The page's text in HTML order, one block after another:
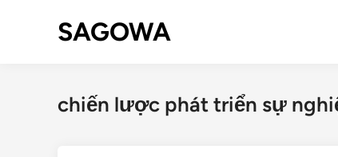
SAGOWA
chiến lược phát triển sự